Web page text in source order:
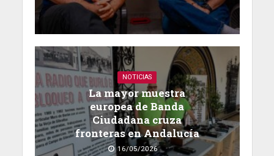
NOTICIAS
La mayor muestra
europea de Banda
Ciudadana cruza
fronteras en Andalucía
16/05/2026